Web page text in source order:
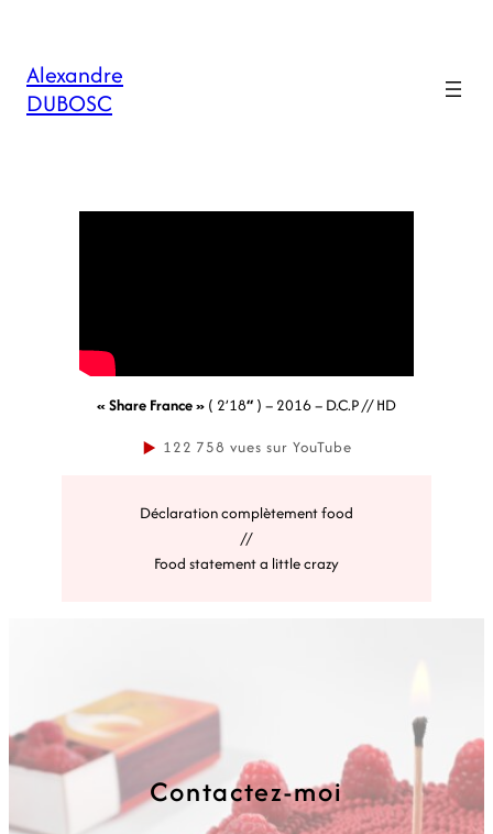
Alexandre
DUBOSC
« Share France » ( 2’18‘‘ ) – 2016 – D.C.P // HD
▶ 122 758 vues sur YouTube
Déclaration complètement food
//
Food statement a little crazy
Contactez-moi